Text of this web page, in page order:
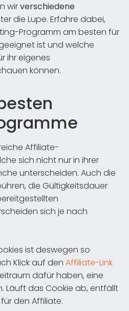
wirverschiedene
die Lupe. Erfahre dabei,
Programm am besten für
ist und welche
ihr eigenes
können.
Affiliate-
sich nicht nur in ihrer
unterscheiden. Auch die
die Gültigkeitsdauer
sich je nach
ist deswegen so
Klick auf den Affiliate-Link
dafür haben, eine
Läuft das Cookie ab, entfällt
den Affiliate.